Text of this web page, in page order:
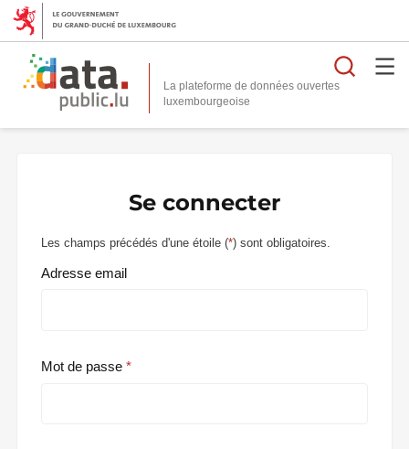
La plateforme de données ouvertes
Se connecter
Les champs précédés d'une étoile (*) sont obligatoires.
Adresse email
Mot de passe